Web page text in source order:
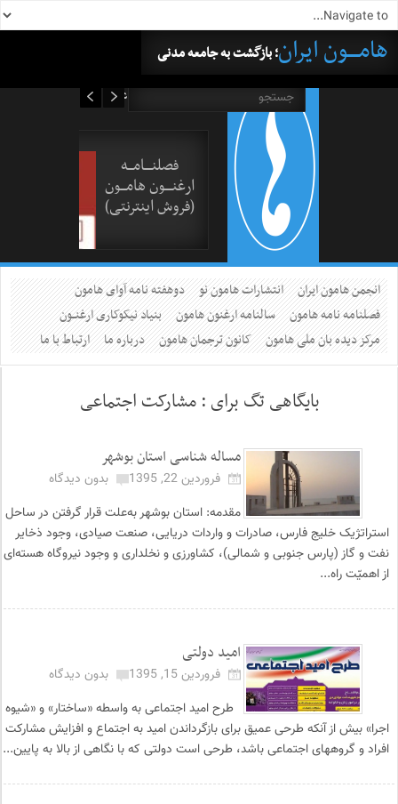
هامــــون ایران؛ بازگشت به جامعه مدنی
فصلنــــامـــه
ارغنــــون هامـــون
(فروش اینترنتی)
انجمن هامون ایران انتشارات هامون نو
دوهفته نامه آوای هامون
فصلنامه نامه هامون
سالنامه ارغنون هامون
بنیاد نیکوکاری ارغنــون
مرکز دیده بان ملی هامون
کانون ترجمان هامون درباره ما ارتباط با ما
بایگاهی تگ برای : مشارکت اجتماعی
مساله شناسی استان بوشهر
فروردین 22, 1395
بدون دیدگاه
مقدمه: استان بوشهر به‌علت قرار گرفتن در ساحل
استراتژیک خلیج فارس، صادرات و واردات دریایی، صنعت صیادی، وجود ذخایر
نفت و گاز (پارس جنوبی و شمالی)، کشاورزی و نخلداری و وجود نیروگاه هسته‌ای
از اهمیّت راه...
امید دولتی
فروردین 15, 1395
بدون دیدگاه
طرح امید اجتماعی به واسطه «ساختار» و «شیوه
اجرا» بیش از آنکه طرحی عمیق برای بازگرداندن امید به اجتماع و افزایش مشارکت
افراد و گروه­های اجتماعی باشد، طرحی است دولتی که با نگاهی از بالا به پایین...